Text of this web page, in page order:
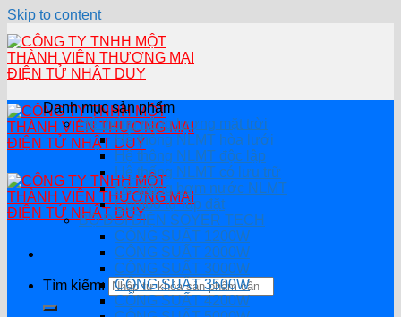
Skip to content
Tìm kiếm:
Danh mục sản phẩm
Hệ thống năng lượng mặt trời
Hệ thống NLMT hòa lưới
Hệ thông NLMT độc lập
Hệ thống NLMT có lưu trữ
Hệ thống bơm nước NLMT
Combo tự lắp đặt
BỘ ĐỔI ĐIỆN SOYER TECH
CÔNG SUẤT 1200W
CÔNG SUẤT 2000W
CÔNG SUẤT 3000W
CÔNG SUẤT 3500W
CÔNG SUẤT 4200W